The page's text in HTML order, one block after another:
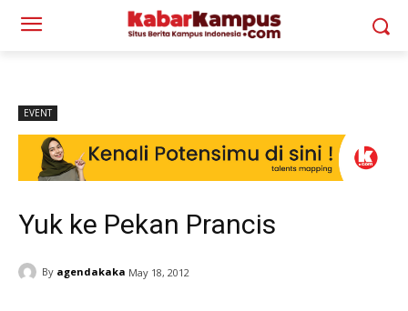
EVENT
Yuk ke Pekan Prancis
By agendakaka May 18, 2012